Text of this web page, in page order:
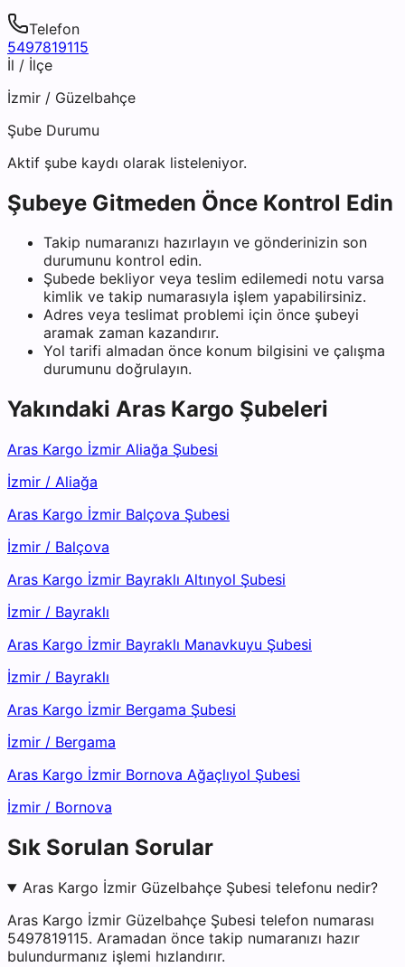
Telefon
5497819115
İl / İlçe
İzmir / Güzelbahçe
Şube Durumu
Aktif şube kaydı olarak listeleniyor.
Şubeye Gitmeden Önce Kontrol Edin
Takip numaranızı hazırlayın ve gönderinizin son
durumunu kontrol edin.
Şubede bekliyor veya teslim edilemedi notu varsa
kimlik ve takip numarasıyla işlem yapabilirsiniz.
Adres veya teslimat problemi için önce şubeyi
aramak zaman kazandırır.
Yol tarifi almadan önce konum bilgisini ve çalışma
durumunu doğrulayın.
Yakındaki Aras Kargo Şubeleri
Aras Kargo İzmir Aliağa Şubesi
İzmir / Aliağa
Aras Kargo İzmir Balçova Şubesi
İzmir / Balçova
Aras Kargo İzmir Bayraklı Altınyol Şubesi
İzmir / Bayraklı
Aras Kargo İzmir Bayraklı Manavkuyu Şubesi
İzmir / Bayraklı
Aras Kargo İzmir Bergama Şubesi
İzmir / Bergama
Aras Kargo İzmir Bornova Ağaçlıyol Şubesi
İzmir / Bornova
Sık Sorulan Sorular
Aras Kargo İzmir Güzelbahçe Şubesi telefonu nedir?
Aras Kargo İzmir Güzelbahçe Şubesi telefon numarası
5497819115. Aramadan önce takip numaranızı hazır
bulundurmanız işlemi hızlandırır.